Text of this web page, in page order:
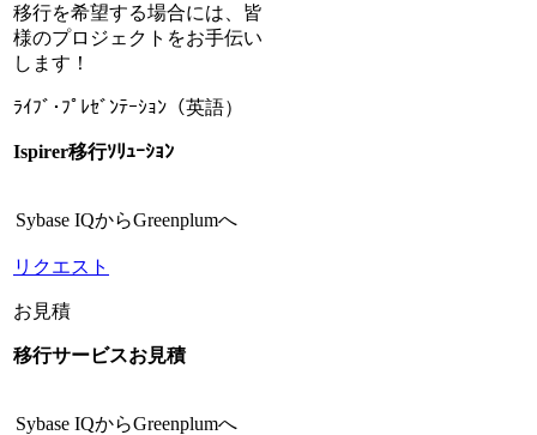
移行を希望する場合には、皆
様のプロジェクトをお手伝い
します！
ﾗｲﾌﾞ･ﾌﾟﾚｾﾞﾝﾃｰｼｮﾝ（英語）
Ispirer移行ｿﾘｭｰｼｮﾝ
Sybase IQからGreenplumへ
リクエスト
お見積
移行サービスお見積
Sybase IQからGreenplumへ